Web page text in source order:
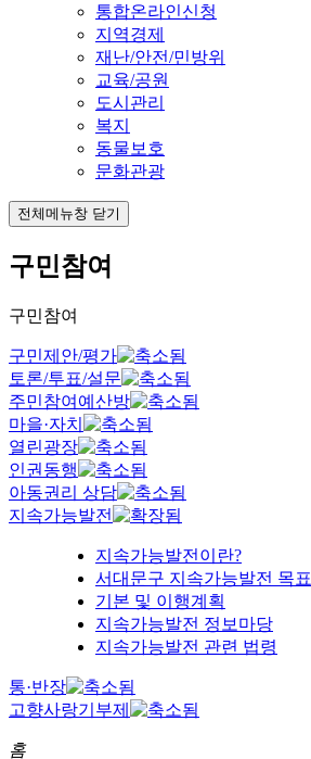
통합온라인신청
지역경제
재난/안전/민방위
교육/공원
도시관리
복지
동물보호
문화관광
전체메뉴창 닫기
구민참여
구민참여
구민제안/평가
토론/투표/설문
주민참여예산방
마을·자치
열린광장
인권동행
아동권리 상담
지속가능발전
지속가능발전이란?
서대문구 지속가능발전 목표
기본 및 이행계획
지속가능발전 정보마당
지속가능발전 관련 법령
통·반장
고향사랑기부제
홈